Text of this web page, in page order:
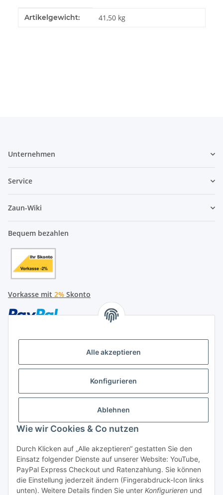
Alle akzeptieren
Konfigurieren
Ablehnen
Wie wir Cookies & Co nutzen
Durch Klicken auf „Alle akzeptieren“ gestatten Sie den
Einsatz folgender Dienste auf unserer Website: YouTube,
PayPal Express Checkout und Ratenzahlung. Sie können
die Einstellung jederzeit ändern (Fingerabdruck-Icon links
unten). Weitere Details finden Sie unter Konfigurieren und
Produkteigenschaft
Wert
Artikelgewicht: 41,50 kg
Unternehmen
Service
Zaun-Wiki
Bequem bezahlen
Vorkasse mit 2% Skonto
Später bezahlen
Ratenzahlung
Hersteller
Vertrag widerrufen